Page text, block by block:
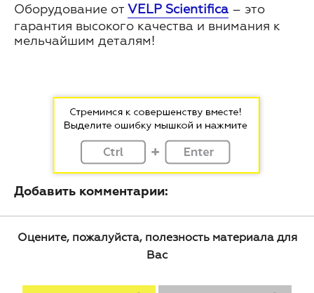
Оборудование от VELP Scientifica – это
гарантия высокого качества и внимания к
мельчайшим деталям!
Добавить комментарии:
Оцените, пожалуйста, полезность материала для
Вас